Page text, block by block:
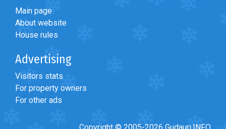
Main page
About website
House rules
Advertising
Visitors stats
For property owners
For other ads
Copyright © 2005-2026 Gudauri.INFO